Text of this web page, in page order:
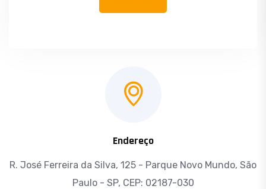
Endereço
R. José Ferreira da Silva, 125 - Parque Novo Mundo, São
Paulo - SP, CEP: 02187-030